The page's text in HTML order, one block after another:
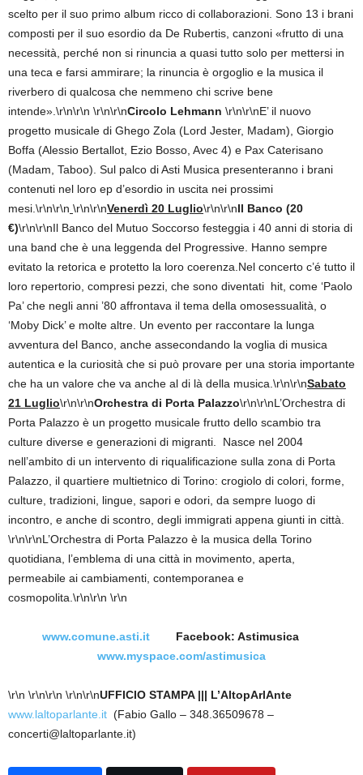
scelto per il suo primo album ricco di collaborazioni. Sono 13 i brani
composti per il suo esordio da De Rubertis, canzoni «frutto di una
necessità, perché non si rinuncia a quasi tutto solo per mettersi in
una teca e farsi ammirare; la rinuncia è orgoglio e la musica il
riverbero di qualcosa che nemmeno chi scrive bene
intende».\r\n\r\n \r\n\r\nCircolo Lehmann \r\n\r\nE’ il nuovo
progetto musicale di Ghego Zola (Lord Jester, Madam), Giorgio
Boffa (Alessio Bertallot, Ezio Bosso, Avec 4) e Pax Caterisano
(Madam, Taboo). Sul palco di Asti Musica presenteranno i brani
contenuti nel loro ep d’esordio in uscita nei prossimi
mesi.\r\n\r\n \r\n\r\nVenerdì 20 Luglio\r\n\r\nIl Banco (20
€)\r\n\r\nIl Banco del Mutuo Soccorso festeggia i 40 anni di storia di
una band che è una leggenda del Progressive. Hanno sempre
evitato la retorica e protetto la loro coerenza.Nel concerto c’é tutto il
loro repertorio, compresi pezzi, che sono diventati hit, come ‘Paolo
Pa’ che negli anni ’80 affrontava il tema della omosessualità, o
‘Moby Dick’ e molte altre. Un evento per raccontare la lunga
avventura del Banco, anche assecondando la voglia di musica
autentica e la curiosità che si può provare per una storia importante
che ha un valore che va anche al di là della musica.\r\n\r\nSabato
21 Luglio\r\n\r\nOrchestra di Porta Palazzo\r\n\r\nL’Orchestra di
Porta Palazzo è un progetto musicale frutto dello scambio tra
culture diverse e generazioni di migranti. Nasce nel 2004
nell’ambito di un intervento di riqualificazione sulla zona di Porta
Palazzo, il quartiere multietnico di Torino: crogiolo di colori, forme,
culture, tradizioni, lingue, sapori e odori, da sempre luogo di
incontro, e anche di scontro, degli immigrati appena giunti in città.
\r\n\r\nL’Orchestra di Porta Palazzo è la musica della Torino
quotidiana, l’emblema di una città in movimento, aperta,
permeabile ai cambiamenti, contemporanea e
cosmopolita.\r\n\r\n \r\n
www.comune.asti.itFacebook: Astimusica
www.myspace.com/astimusica
\r\n \r\n\r\n \r\n\r\nUFFICIO STAMPA ||| L’AltopArlAnte
www.laltoparlante.it (Fabio Gallo – 348.36509678 –
concerti@laltoparlante.it)